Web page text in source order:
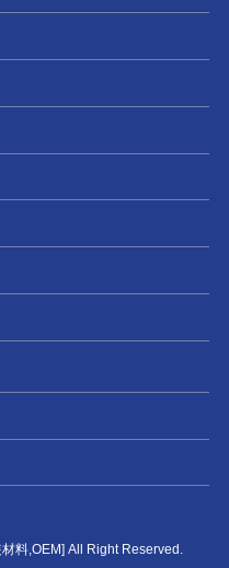
料,OEM] All Right Reserved.